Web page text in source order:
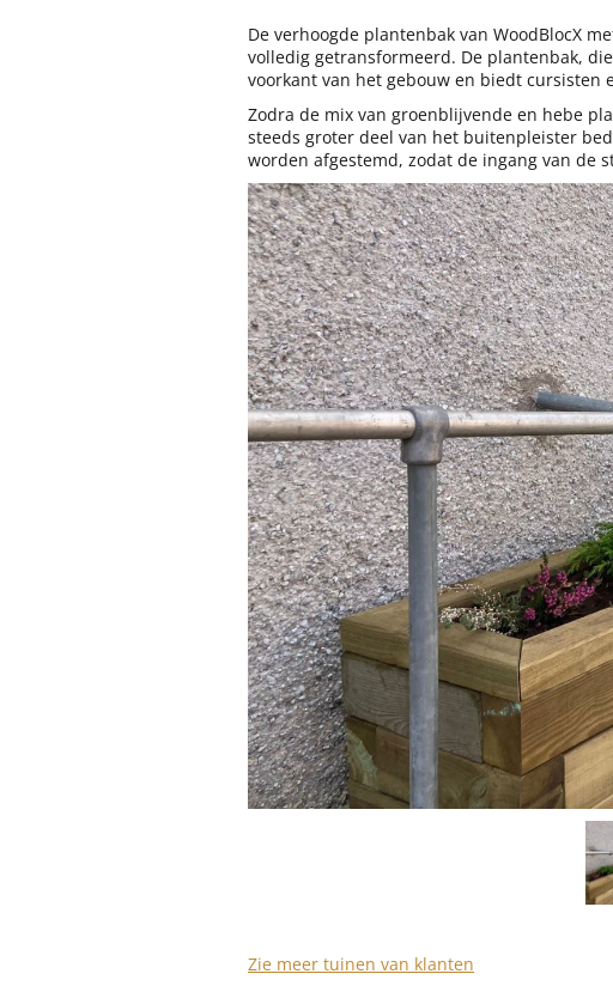
De verhoogde plantenbak van WoodBlocX
volledig getransformeerd. De plantenbak,
voorkant van het gebouw en biedt cursisten
Zodra de mix van groenblijvende en hebe
steeds groter deel van het buitenpleister
worden afgestemd, zodat de ingang van de
Zie meer tuinen van klanten